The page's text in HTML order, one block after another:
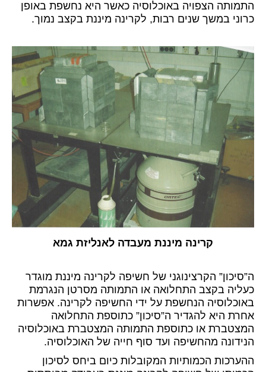
התמותה הצפויה באוכלוסיה כאשר היא נחשפת באופן
כרוני במשך שנים רבות, לקרינה מיננת בקצב נמוך.
קרינה מיננת מעבדה לאנליזת גמא
ה”סיכון” הקרצינוגני של חשיפה לקרינה מיננת מוגדר
כעליה בקצב התחלואה או התמותה מסרטן הנגרמת
באוכלוסיה הנחשפת על ידי החשיפה לקרינה. אפשרות
אחרת היא להגדיר ה”סיכון” כתוספת התחלואה
המצטברת או כתוספת התמותה המצטברת באוכלוסיה
הנידונה מהחשיפה ועד סוף חייה של האוכלוסיה.
ההערכות הכמותיות המקובלות כיום ביחס לסיכון